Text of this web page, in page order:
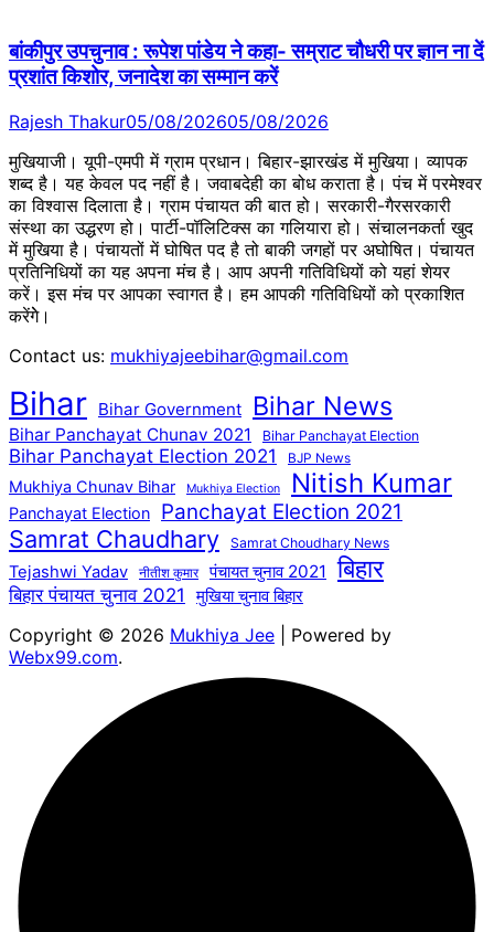
बांकीपुर उपचुनाव : रूपेश पांडेय ने कहा- सम्राट चौधरी पर ज्ञान ना दें
प्रशांत किशोर, जनादेश का सम्मान करें
Rajesh Thakur05/08/202605/08/2026
मुखियाजी। यूपी-एमपी में ग्राम प्रधान। बिहार-झारखंड में मुखिया। व्यापक
शब्द है। यह केवल पद नहीं है। जवाबदेही का बोध कराता है। पंच में परमेश्वर
का विश्वास दिलाता है। ग्राम पंचायत की बात हो। सरकारी-गैरसरकारी
संस्था का उद्धरण हो। पार्टी-पॉलिटिक्स का गलियारा हो। संचालनकर्ता खुद
में मुखिया है। पंचायतों में घोषित पद है तो बाकी जगहों पर अघोषित। पंचायत
प्रतिनिधियों का यह अपना मंच है। आप अपनी गतिविधियों को यहां शेयर
करें। इस मंच पर आपका स्वागत है। हम आपकी गतिविधियों को प्रकाशित
करेंगेे।
Contact us: mukhiyajeebihar@gmail.com
Bihar Bihar Government Bihar News
Bihar Panchayat Chunav 2021 Bihar Panchayat Election
Bihar Panchayat Election 2021 BJP News
Mukhiya Chunav Bihar Mukhiya Election Nitish Kumar
Panchayat Election Panchayat Election 2021
Samrat Chaudhary Samrat Choudhary News
Tejashwi Yadav नीतीश कुमार पंचायत चुनाव 2021 बिहार
बिहार पंचायत चुनाव 2021 मुखिया चुनाव बिहार
Copyright © 2026 Mukhiya Jee | Powered by
Webx99.com.